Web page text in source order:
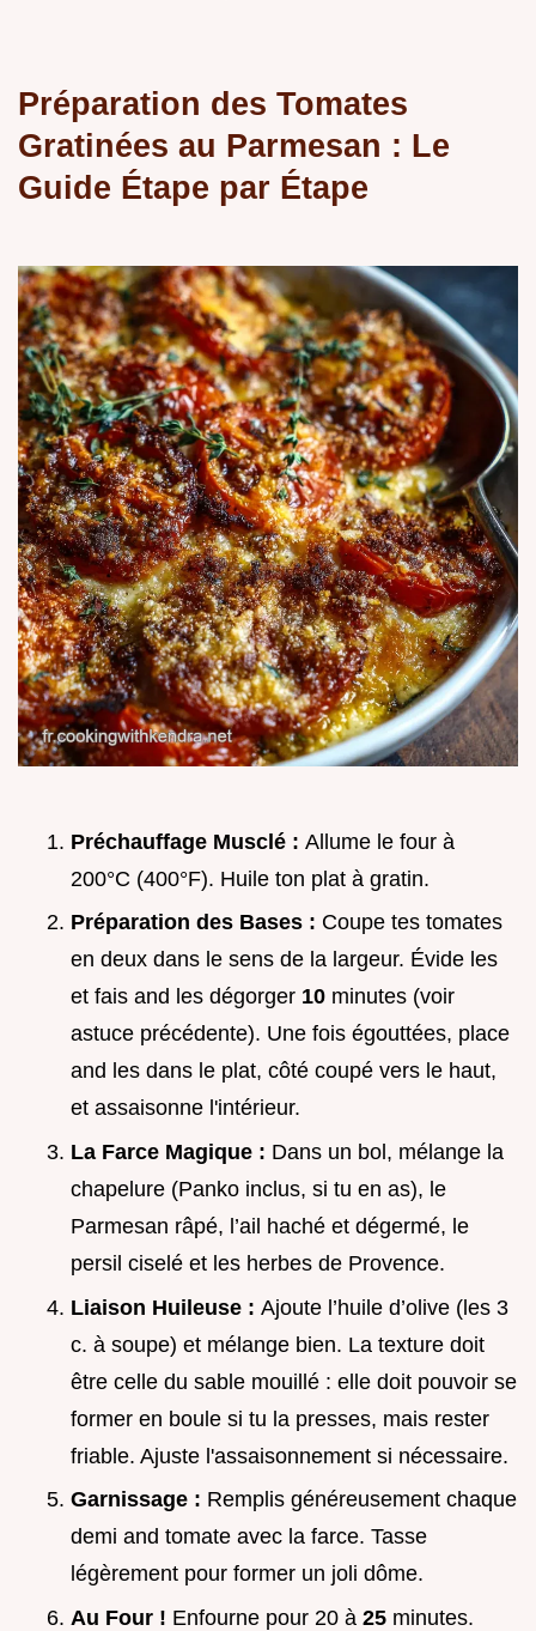
Préparation des Tomates
Gratinées au Parmesan : Le
Guide Étape par Étape
Préchauffage Musclé : Allume le four à
200°C (400°F). Huile ton plat à gratin.
Préparation des Bases : Coupe tes tomates
en deux dans le sens de la largeur. Évide les
et fais and les dégorger 10 minutes (voir
astuce précédente). Une fois égouttées, place
and les dans le plat, côté coupé vers le haut,
et assaisonne l'intérieur.
La Farce Magique : Dans un bol, mélange la
chapelure (Panko inclus, si tu en as), le
Parmesan râpé, l’ail haché et dégermé, le
persil ciselé et les herbes de Provence.
Liaison Huileuse : Ajoute l’huile d’olive (les 3
c. à soupe) et mélange bien. La texture doit
être celle du sable mouillé : elle doit pouvoir se
former en boule si tu la presses, mais rester
friable. Ajuste l'assaisonnement si nécessaire.
Garnissage : Remplis généreusement chaque
demi and tomate avec la farce. Tasse
légèrement pour former un joli dôme.
Au Four ! Enfourne pour 20 à 25 minutes.